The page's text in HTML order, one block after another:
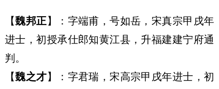
【魏邦正】： 字端甫，号如岳，宋真宗甲戌年
进士，初授承仕郎知黄江县，升福建建宁府通
判。
【魏之才】： 字君瑞，宋高宗甲戌年进士，初